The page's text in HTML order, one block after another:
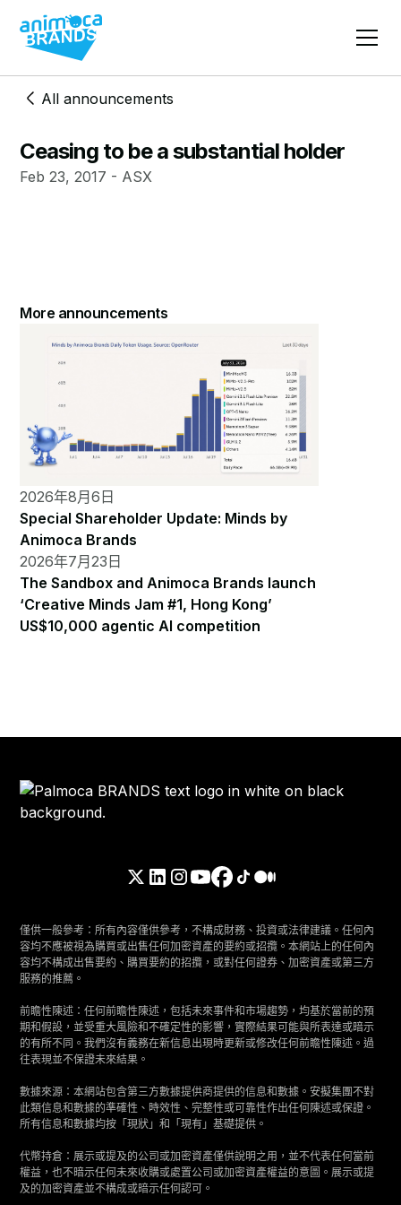
All announcements
Ceasing to be a substantial holder
Feb 23, 2017 - ASX
More announcements
2026年8月6日
Special Shareholder Update: Minds by
Animoca Brands
2026年7月23日
The Sandbox and Animoca Brands launch
‘Creative Minds Jam #1, Hong Kong’
US$10,000 agentic AI competition
僅供一般參考：所有內容僅供參考，不構成財務、投資或法律建議。任何內
容均不應被視為購買或出售任何加密資產的要約或招攬。本網站上的任何內
容均不構成出售要約、購買要約的招攬，或對任何證券、加密資產或第三方
服務的推薦。
前瞻性陳述：任何前瞻性陳述，包括未來事件和市場趨勢，均基於當前的預
期和假設，並受重大風險和不確定性的影響，實際結果可能與所表達或暗示
的有所不同。我們沒有義務在新信息出現時更新或修改任何前瞻性陳述。過
往表現並不保證未來結果。
數據來源：本網站包含第三方數據提供商提供的信息和數據。安擬集團不對
此類信息和數據的準確性、時效性、完整性或可靠性作出任何陳述或保證。
所有信息和數據均按「現狀」和「現有」基礎提供。
代幣持倉：展示或提及的公司或加密資產僅供說明之用，並不代表任何當前
權益，也不暗示任何未來收購或處置公司或加密資產權益的意圖。展示或提
及的加密資產並不構成或暗示任何認可。